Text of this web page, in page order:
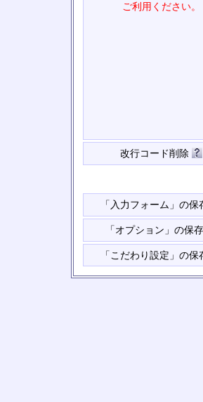
ご利用ください。
改行コード削除
「入力フォーム」の保
「オプション」の保存
「こだわり設定」の保